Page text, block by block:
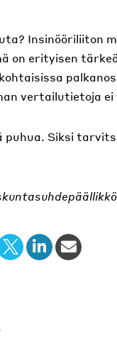
Insinööriliiton
on erityisen
vertailutietoja ei
puhua. Siksi